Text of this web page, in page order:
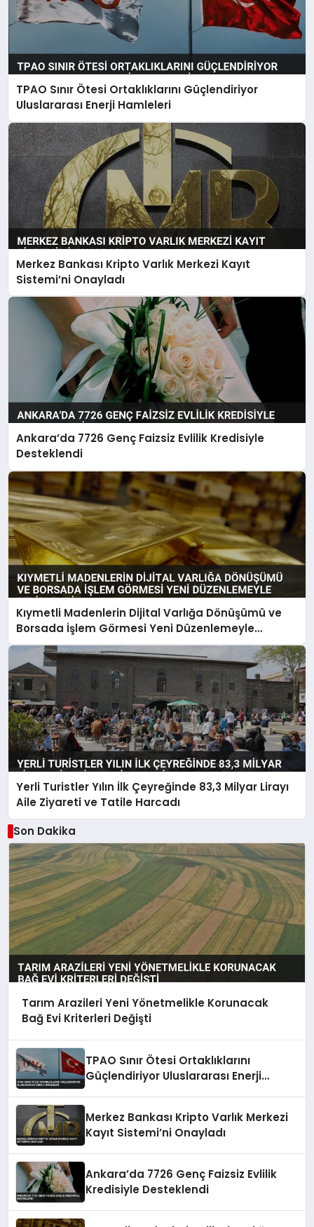
TPAO Sınır Ötesi Ortaklıklarını Güçlendiriyor
Uluslararası Enerji Hamleleri
Merkez Bankası Kripto Varlık Merkezi Kayıt
Sistemi’ni Onayladı
Ankara’da 7726 Genç Faizsiz Evlilik Kredisiyle
Desteklendi
Kıymetli Madenlerin Dijital Varlığa Dönüşümü ve
Borsada İşlem Görmesi Yeni Düzenlemeyle
Belirlendi
Yerli Turistler Yılın İlk Çeyreğinde 83,3 Milyar Lirayı
Aile Ziyareti ve Tatile Harcadı
Son Dakika
Tarım Arazileri Yeni Yönetmelikle Korunacak
Bağ Evi Kriterleri Değişti
TPAO Sınır Ötesi Ortaklıklarını
Güçlendiriyor Uluslararası Enerji
Merkez Bankası Kripto Varlık Merkezi
Kayıt Sistemi’ni Onayladı
Ankara’da 7726 Genç Faizsiz Evlilik
Kredisiyle Desteklendi